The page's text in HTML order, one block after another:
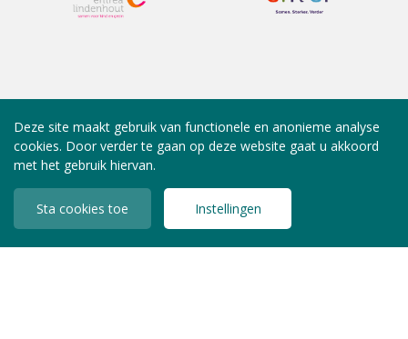
Deze site maakt gebruik van functionele en anonieme analyse
cookies. Door verder te gaan op deze website gaat u akkoord
met het gebruik hiervan.
Sta cookies toe Instellingen